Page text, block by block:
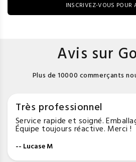
INSCRIVEZ-VOUS POUR
Avis sur
Plus de 10000 commerçants
Très professionnel
Service rapide et soigné.
Équipe toujours réactive. Merci !
-- Lucase M